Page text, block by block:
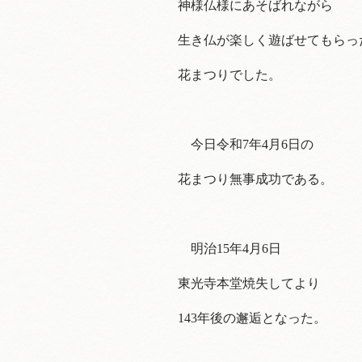
神様仏様にあそばれながら
生き仏が楽しく遊ばせてもらっ
花まつりでした。
今日令和7年4月6日の
花まつり無事成功である。
明治15年4月6日
東光寺本堂焼失してより
143年後の邂逅となった。